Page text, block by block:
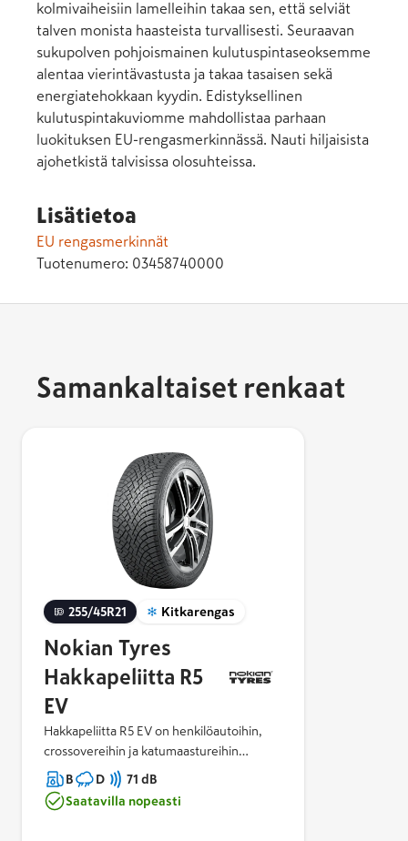
kolmivaiheisiin lamelleihin takaa sen, että selviät
talven monista haasteista turvallisesti. Seuraavan
sukupolven pohjoismainen kulutuspintaseoksemme
alentaa vierintävastusta ja takaa tasaisen sekä
energiatehokkaan kyydin. Edistyksellinen
kulutuspintakuviomme mahdollistaa parhaan
luokituksen EU-rengasmerkinnässä. Nauti hiljaisista
ajohetkistä talvisissa olosuhteissa.
Lisätietoa
EU rengasmerkinnät
Tuotenumero: 03458740000
Samankaltaiset renkaat
255/45R21 Kitkarengas
Nokian Tyres
Hakkapeliitta R5
EV
Hakkapeliitta R5 EV on henkilöautoihin,
crossovereihin ja katumaastureihin
tarkoitettu kitkarengas.
Ympäristöystävällistä teknologiaa
hyödyntävä Hakkapeliitta R5 EV takaa
B D
71 dB
Saatavilla nopeasti